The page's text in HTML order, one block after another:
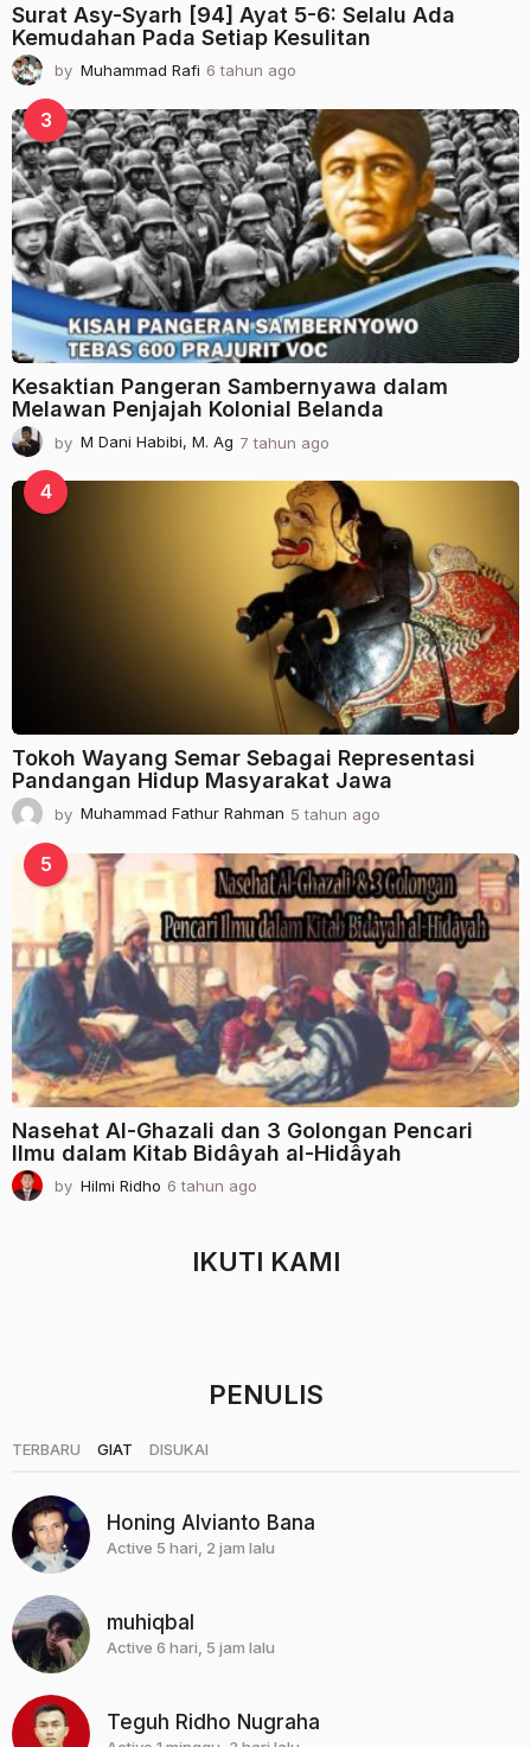
Surat Asy-Syarh [94] Ayat 5-6: Selalu Ada
Kemudahan Pada Setiap Kesulitan
by Muhammad Rafi 6 tahun ago
a
h
u
n
a
g
o
3
Kesaktian Pangeran Sambernyawa dalam
Melawan Penjajah Kolonial Belanda
by M Dani Habibi, M. Ag 7 tahun ago
a
h
u
n
a
o
4
Tokoh Wayang Semar Sebagai Representasi
Pandangan Hidup Masyarakat Jawa
by Muhammad Fathur Rahman 5 tahun ago
a
h
u
n
a
g
o
5
Nasehat Al-Ghazali dan 3 Golongan Pencari
Ilmu dalam Kitab Bidâyah al-Hidâyah
by Hilmi Ridho 6 tahun ago
h
u
IKUTI KAMI
PENULIS
TERBARU GIAT DISUKAI
Honing Alvianto Bana
Active 5 hari, 2 jam lalu
muhiqbal
Active 6 hari, 5 jam lalu
Teguh Ridho Nugraha